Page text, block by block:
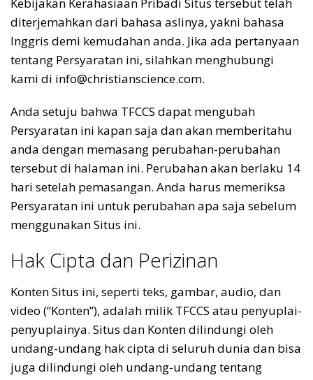
diterjemahkan dari bahasa aslinya, yakni bahasa
Inggris demi kemudahan anda. Jika ada pertanyaan
tentang Persyaratan ini, silahkan menghubungi
kami di info@christianscience.com.
Anda setuju bahwa TFCCS dapat mengubah
Persyaratan ini kapan saja dan akan memberitahu
anda dengan memasang perubahan-perubahan
tersebut di halaman ini. Perubahan akan berlaku 14
hari setelah pemasangan. Anda harus memeriksa
Persyaratan ini untuk perubahan apa saja sebelum
menggunakan Situs ini.
Hak Cipta dan Perizinan
Konten Situs ini, seperti teks, gambar, audio, dan
video (“Konten”), adalah milik TFCCS atau penyuplai-
penyuplainya. Situs dan Konten dilindungi oleh
undang-undang hak cipta di seluruh dunia dan bisa
juga dilindungi oleh undang-undang tentang